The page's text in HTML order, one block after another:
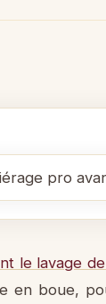
le lavage
en boue,